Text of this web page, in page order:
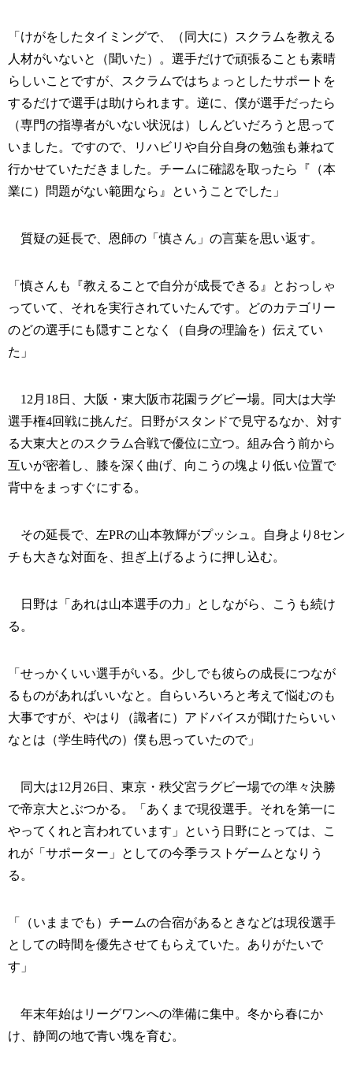
「けがをしたタイミングで、（同大に）スクラムを教える
人材がいないと（聞いた）。選手だけで頑張ることも素晴
らしいことですが、スクラムではちょっとしたサポートを
するだけで選手は助けられます。逆に、僕が選手だったら
（専門の指導者がいない状況は）しんどいだろうと思って
いました。ですので、リハビリや自分自身の勉強も兼ねて
行かせていただきました。チームに確認を取ったら『（本
業に）問題がない範囲なら』ということでした」
質疑の延長で、恩師の「慎さん」の言葉を思い返す。
「慎さんも『教えることで自分が成長できる』とおっしゃ
っていて、それを実行されていたんです。どのカテゴリー
のどの選手にも隠すことなく（自身の理論を）伝えてい
た」
12月18日、大阪・東大阪市花園ラグビー場。同大は大学
選手権4回戦に挑んだ。日野がスタンドで見守るなか、対す
る大東大とのスクラム合戦で優位に立つ。組み合う前から
互いが密着し、膝を深く曲げ、向こうの塊より低い位置で
背中をまっすぐにする。
その延長で、左PRの山本敦輝がプッシュ。自身より8セン
チも大きな対面を、担ぎ上げるように押し込む。
日野は「あれは山本選手の力」としながら、こうも続け
る。
「せっかくいい選手がいる。少しでも彼らの成長につなが
るものがあればいいなと。自らいろいろと考えて悩むのも
大事ですが、やはり（識者に）アドバイスが聞けたらいい
なとは（学生時代の）僕も思っていたので」
同大は12月26日、東京・秩父宮ラグビー場での準々決勝
で帝京大とぶつかる。「あくまで現役選手。それを第一に
やってくれと言われています」という日野にとっては、こ
れが「サポーター」としての今季ラストゲームとなりう
る。
「（いままでも）チームの合宿があるときなどは現役選手
としての時間を優先させてもらえていた。ありがたいで
す」
年末年始はリーグワンへの準備に集中。冬から春にか
け、静岡の地で青い塊を育む。